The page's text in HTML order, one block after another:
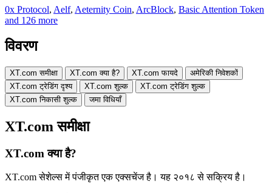
0x Protocol, Aelf, Aeternity Coin, ArcBlock, Basic Attention Token
and 126 more
विवरण
XT.com समीक्षा XT.com क्या है? XT.com फायदे
अमेरिकी निवेशकों
XT.com ट्रेडिंग दृश्य
XT.com शुल्क
XT.com ट्रेडिंग शुल्क
XT.com निकासी शुल्क
जमा विधियाँ
XT.com समीक्षा
XT.com क्या है?
XT.com सेशेल्स में पंजीकृत एक एक्सचेंज है। यह २०१८ से सक्रिय है।